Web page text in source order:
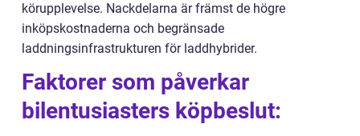
körupplevelse. Nackdelarna är främst de högre
inköpskostnaderna och begränsade
laddningsinfrastrukturen för laddhybrider.
Faktorer som påverkar
bilentusiasters köpbeslut: